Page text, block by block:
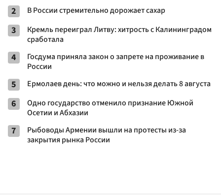
2 В России стремительно дорожает сахар
3
Кремль переиграл Литву: хитрость с Калининградом
сработала
4
Госдума приняла закон о запрете на проживание в
России
5 Ермолаев день: что можно и нельзя делать 8 августа
6
Одно государство отменило признание Южной
Осетии и Абхазии
7
Рыбоводы Армении вышли на протесты из-за
закрытия рынка России